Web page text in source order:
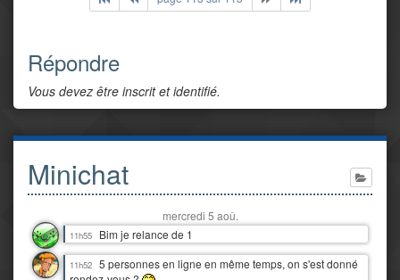
Répondre
Vous devez être inscrit et identifié.
Minichat
mercredi 5 aoû.
11h55 Bim je relance de 1
11h52 5 personnes en ligne en même temps, on s'est donné